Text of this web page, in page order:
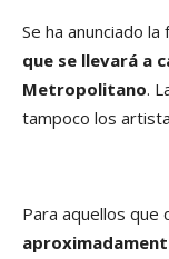
Se ha anunciado
que se llevará a
Metropolitano.
tampoco los
Para aquellos que